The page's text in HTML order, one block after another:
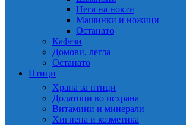
Нега на нокти
Машинки и ножици
Останато
Кафези
Домови, легла
Останато
Птици
Храна за птици
Додатоци во исхрана
Витамини и минерали
Хигиена и козметика